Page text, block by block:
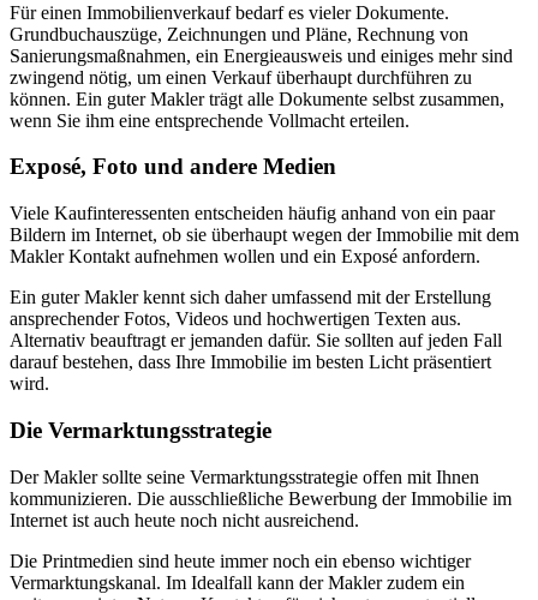
Für einen Immobilienverkauf bedarf es vieler Dokumente.
Grundbuchauszüge, Zeichnungen und Pläne, Rechnung von
Sanierungsmaßnahmen, ein Energieausweis und einiges mehr sind
zwingend nötig, um einen Verkauf überhaupt durchführen zu
können. Ein guter Makler trägt alle Dokumente selbst zusammen,
wenn Sie ihm eine entsprechende Vollmacht erteilen.
Exposé, Foto und andere Medien
Viele Kaufinteressenten entscheiden häufig anhand von ein paar
Bildern im Internet, ob sie überhaupt wegen der Immobilie mit dem
Makler Kontakt aufnehmen wollen und ein Exposé anfordern.
Ein guter Makler kennt sich daher umfassend mit der Erstellung
ansprechender Fotos, Videos und hochwertigen Texten aus.
Alternativ beauftragt er jemanden dafür. Sie sollten auf jeden Fall
darauf bestehen, dass Ihre Immobilie im besten Licht präsentiert
wird.
Die Vermarktungsstrategie
Der Makler sollte seine Vermarktungsstrategie offen mit Ihnen
kommunizieren. Die ausschließliche Bewerbung der Immobilie im
Internet ist auch heute noch nicht ausreichend.
Die Printmedien sind heute immer noch ein ebenso wichtiger
Vermarktungskanal. Im Idealfall kann der Makler zudem ein